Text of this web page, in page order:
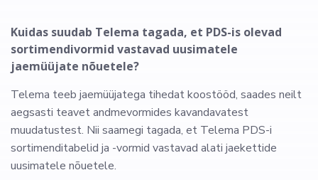
Kuidas suudab Telema tagada, et PDS-is olevad
sortimendivormid vastavad uusimatele
jaemüüjate nõuetele?
Telema teeb jaemüüjatega tihedat koostööd, saades neilt
aegsasti teavet andmevormides kavandavatest
muudatustest. Nii saamegi tagada, et Telema PDS-i
sortimenditabelid ja -vormid vastavad alati jaekettide
uusimatele nõuetele.